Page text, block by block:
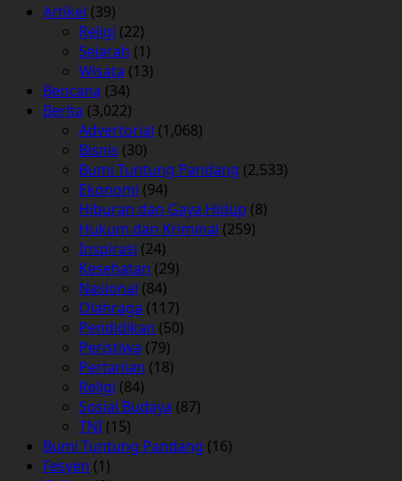
Artikel (39)
Religi (22)
Sejarah (1)
Wisata (13)
Bencana (34)
Berita (3,022)
Advertorial (1,068)
Bisnis (30)
Bumi Tuntung Pandang (2,533)
Ekonomi (94)
Hiburan dan Gaya Hidup (8)
Hukum dan Kriminal (259)
Inspirasi (24)
Kesehatan (29)
Nasional (84)
Olahraga (117)
Pendidikan (50)
Peristiwa (79)
Pertanian (18)
Religi (84)
Sosial Budaya (87)
TNI (15)
Bumi Tuntung Pandang (16)
Fesyen (1)